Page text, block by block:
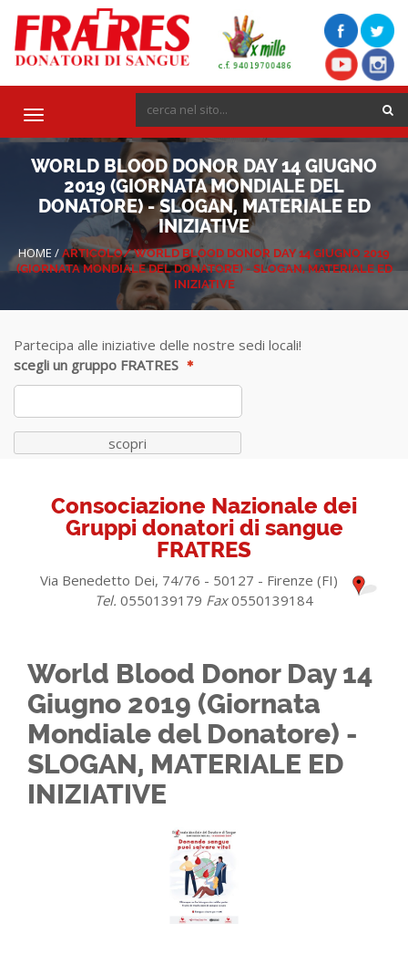
Toggle
WORLD BLOOD DONOR DAY 14 GIUGNO
2019 (GIORNATA MONDIALE DEL
DONATORE) - SLOGAN, MATERIALE ED
INIZIATIVE
HOME / ARTICOLO/ WORLD BLOOD DONOR DAY 14 GIUGNO 2019
(GIORNATA MONDIALE DEL DONATORE) - SLOGAN, MATERIALE ED
INIZIATIVE
Partecipa alle iniziative delle nostre sedi locali!
scegli un gruppo FRATRES
scopri
Consociazione Nazionale dei
Gruppi donatori di sangue
FRATRES
Via Benedetto Dei, 74/76 - 50127 - Firenze (FI)
Tel. 0550139179 Fax0550139184
World Blood Donor Day 14
Giugno 2019 (Giornata
Mondiale del Donatore) -
SLOGAN, MATERIALE ED
INIZIATIVE